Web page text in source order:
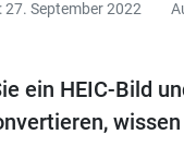
27. September 2022
ein HEIC-Bild